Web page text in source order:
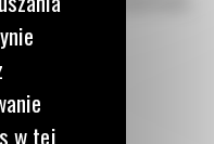
w tej